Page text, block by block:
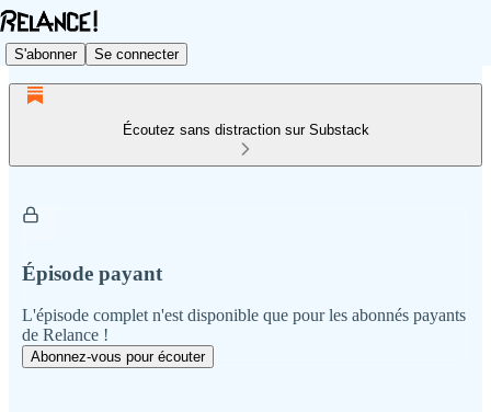
S'abonner Se connecter
Écoutez sans distraction sur Substack
Épisode payant
L'épisode complet n'est disponible que pour les abonnés payants
de Relance !
Abonnez-vous pour écouter